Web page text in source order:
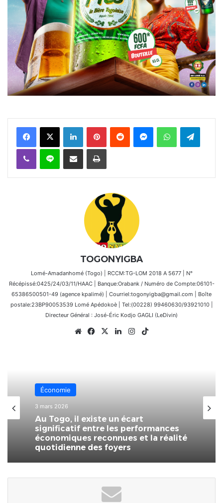
FacebookX Linkedin PinterestReddit MessengerWhatsAppTelegram
Viber Ligne Partager par email Imprimer
TOGONYIGBA
Lomé-Amadanhomé (Togo) | RCCM:TG-LOM 2018 A 5677 | N°
Récépissé:0425/24/03/11/HAAC | Banque:Orabank / Numéro de Compte:06101-
65386500501-49 (agence kpalimé) | Courriel:togonyigba@gmail.com | Boîte
postale:23BP90053539 Lomé Apédokoè | Tel:(00228) 99460630/93921010 |
Directeur Général : José-Éric Kodjo GAGLI (LeDivin)
WebsiteFacebook
X LinkedinInstagram
Économie
3 mars 2026
Au Togo, il existe un écart
significatif entre les performances
économiques reconnues et la réalité
quotidienne des foyers